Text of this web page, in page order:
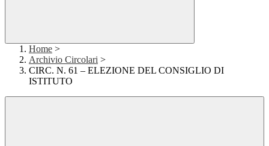
Home >
Archivio Circolari >
CIRC. N. 61 – ELEZIONE DEL CONSIGLIO DI
ISTITUTO